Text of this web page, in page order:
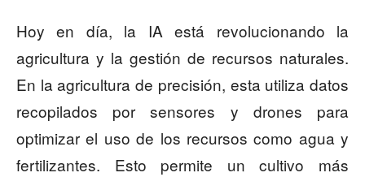
Hoy en día, la IA está revolucionando la
agricultura y la gestión de recursos naturales.
En la agricultura de precisión, esta utiliza datos
recopilados por sensores y drones para
optimizar el uso de los recursos como agua y
fertilizantes. Esto permite un cultivo más